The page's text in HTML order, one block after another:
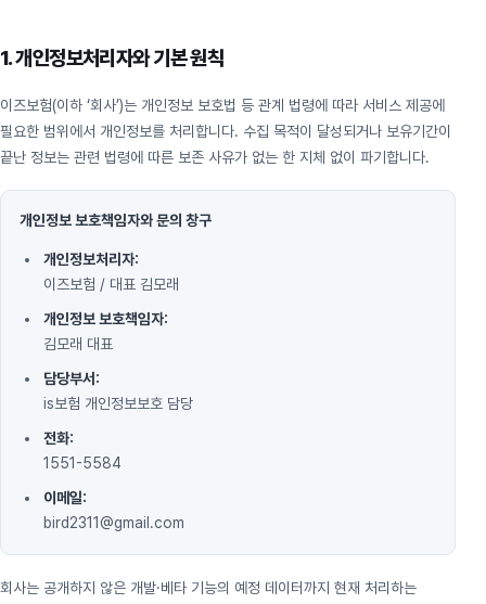
1. 개인정보처리자와 기본 원칙
이즈보험(이하 ‘회사’)는 개인정보 보호법 등 관계 법령에 따라 서비스 제공에
필요한 범위에서 개인정보를 처리합니다. 수집 목적이 달성되거나 보유기간이
끝난 정보는 관련 법령에 따른 보존 사유가 없는 한 지체 없이 파기합니다.
개인정보 보호책임자와 문의 창구
개인정보처리자:
이즈보험 / 대표 김모래
개인정보 보호책임자:
김모래 대표
담당부서:
is보험 개인정보보호 담당
전화:
1551-5584
이메일:
bird2311@gmail.com
회사는 공개하지 않은 개발·베타 기능의 예정 데이터까지 현재 처리하는